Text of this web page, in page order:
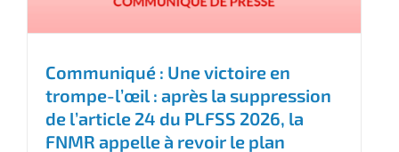
Communiqué : Une victoire en
trompe-l’œil : après la suppression
de l’article 24 du PLFSS 2026, la
FNMR appelle à revoir le plan